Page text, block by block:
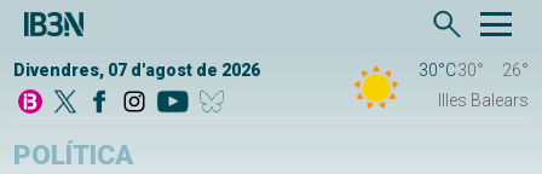
Divendres, 07 d'agost de 2026 30°C30°
26°
Illes Balears
POLÍTICA